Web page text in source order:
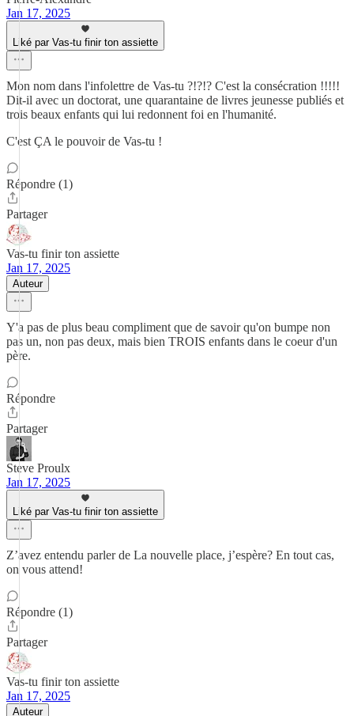
Jan 17, 2025
Liké par Vas-tu finir ton assiette
Mon nom dans l'infolettre de Vas-tu ?!?!? C'est la consécration !!!!!
Dit-il avec un doctorat, une quarantaine de livres jeunesse publiés et
trois beaux enfants qui lui redonnent foi en l'humanité.
C'est ÇA le pouvoir de Vas-tu !
Répondre (1)
Partager
Vas-tu finir ton assiette
Jan 17, 2025
Auteur
Y'a pas de plus beau compliment que de savoir qu'on bumpe non
pas un, non pas deux, mais bien TROIS enfants dans le coeur d'un
père.
Répondre
Partager
Steve Proulx
Jan 17, 2025
Liké par Vas-tu finir ton assiette
Z’avez entendu parler de La nouvelle place, j’espère? En tout cas,
on vous attend!
Répondre (1)
Partager
Vas-tu finir ton assiette
Jan 17, 2025
Auteur